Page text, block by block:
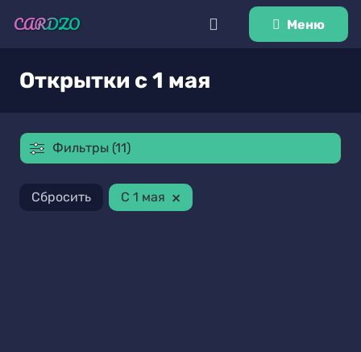
Меню
Открытки c 1 мая
Фильтры (11)
Сбросить C 1 мая ×